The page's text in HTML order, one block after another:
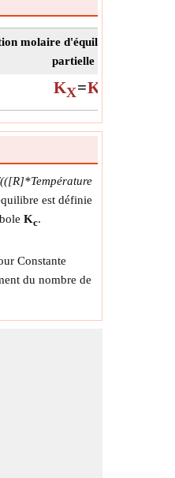
molaire d'équilibre donnée
partielle d'équilibre
KX=K
est définie
Kc.
Constante
du nombre de